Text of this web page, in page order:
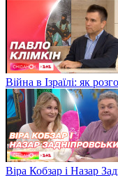
Війна в Ізраїлі: як
Віра Кобзар і Назар